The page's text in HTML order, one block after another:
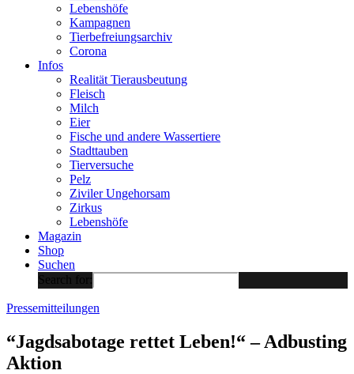
Lebenshöfe
Kampagnen
Tierbefreiungsarchiv
Corona
Infos
Realität Tierausbeutung
Fleisch
Milch
Eier
Fische und andere Wassertiere
Stadttauben
Tierversuche
Pelz
Ziviler Ungehorsam
Zirkus
Lebenshöfe
Magazin
Shop
Suchen
Search for:
Pressemitteilungen
“Jagdsabotage rettet Leben!“ – Adbusting
Aktion